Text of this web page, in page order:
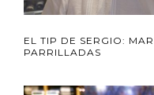
EL TIP DE SERGIO:
PARRILLADAS